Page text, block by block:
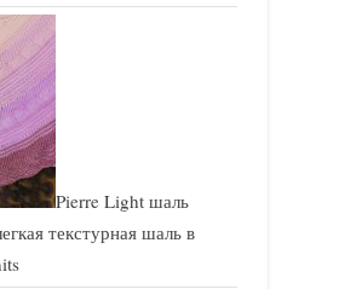
Pierre Light шаль
текстурная шаль в